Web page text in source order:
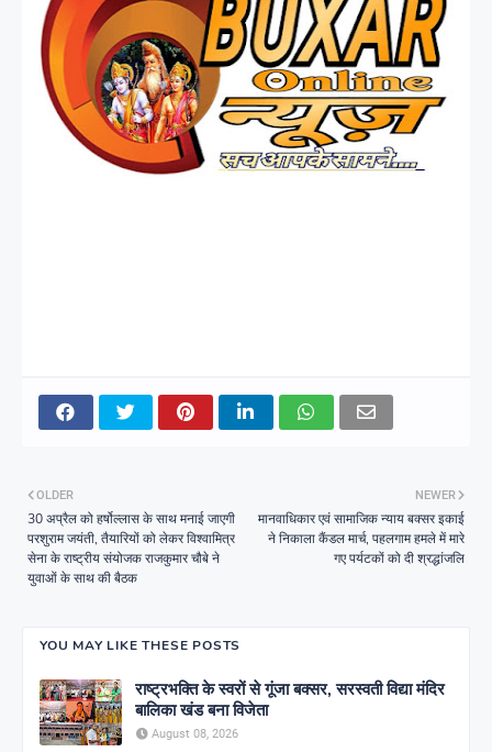
NEWER
मानवाधिकार एवं सामाजिक न्याय बक्सर इकाई
ने निकाला कैंडल मार्च, पहलगाम हमले में मारे
गए पर्यटकों को दी श्रद्धांजलि
OLDER
30 अप्रैल को हर्षोल्लास के साथ मनाई जाएगी
परशुराम जयंती, तैयारियों को लेकर विश्वामित्र
सेना के राष्ट्रीय संयोजक राजकुमार चौबे ने
युवाओं के साथ की बैठक
YOU MAY LIKE THESE POSTS
राष्ट्रभक्ति के स्वरों से गूंजा बक्सर, सरस्वती विद्या मंदिर
बालिका खंड बना विजेता
August 08, 2026